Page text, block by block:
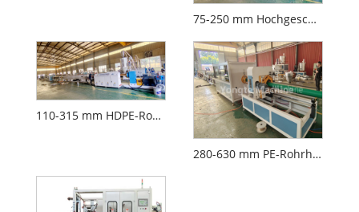
75-250 mm Hochgeschwindigkeits-PE-Rohr-Extrusionsausrüstung
110-315 mm HDPE-Rohr-Extrusionsmaschine
280-630 mm PE-Rohrherstellung Maschine